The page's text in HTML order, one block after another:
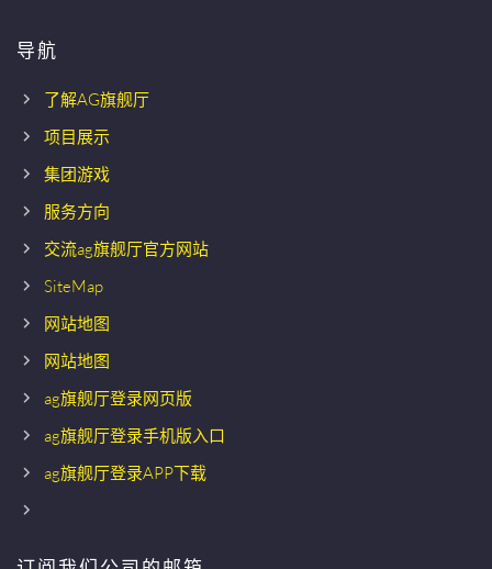
导航
了解AG旗舰厅
项目展示
集团游戏
服务方向
交流ag旗舰厅官方网站
SiteMap
网站地图
网站地图
ag旗舰厅登录网页版
ag旗舰厅登录手机版入口
ag旗舰厅登录APP下载